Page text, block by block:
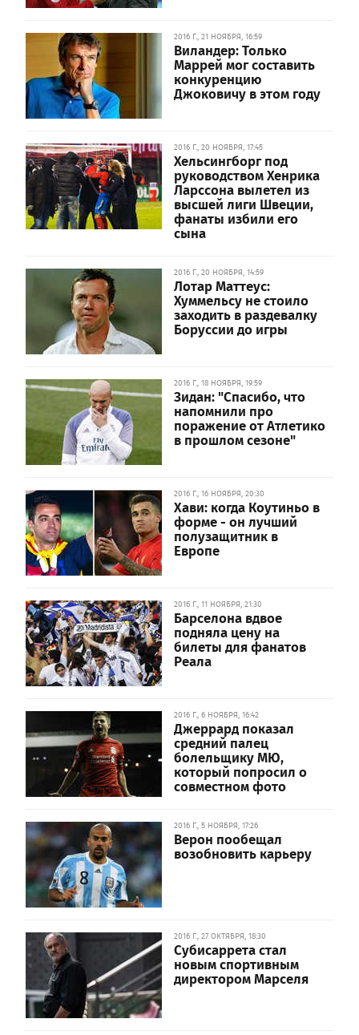
2016 Г., 21 НОЯБРЯ, 16:59
Виландер: Только
Маррей мог составить
конкуренцию
Джоковичу в этом году
2016 Г., 20 НОЯБРЯ, 17:45
Хельсингборг под
руководством Хенрика
Ларссона вылетел из
высшей лиги Швеции,
фанаты избили его
сына
2016 Г., 20 НОЯБРЯ, 14:59
Лотар Маттеус:
Хуммельсу не стоило
заходить в раздевалку
Боруссии до игры
2016 Г., 18 НОЯБРЯ, 19:59
Зидан: "Спасибо, что
напомнили про
поражение от Атлетико
в прошлом сезоне"
2016 Г., 16 НОЯБРЯ, 20:30
Хави: когда Коутиньо в
форме - он лучший
полузащитник в
Европе
2016 Г., 11 НОЯБРЯ, 21:30
Барселона вдвое
подняла цену на
билеты для фанатов
Реала
2016 Г., 6 НОЯБРЯ, 16:42
Джеррард показал
средний палец
болельщику МЮ,
который попросил о
совместном фото
2016 Г., 5 НОЯБРЯ, 17:26
Верон пообещал
возобновить карьеру
2016 Г., 27 ОКТЯБРЯ, 18:30
Субисаррета стал
новым спортивным
директором Марселя